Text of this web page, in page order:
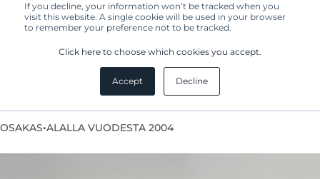
If you decline, your information won’t be tracked when you
visit this website. A single cookie will be used in your browser
to remember your preference not to be tracked.
Click here to choose which cookies you accept.
Accept Decline
Ville Häyrinen
Eurooppapatenttiasiamies
OSAKAS•ALALLA VUODESTA 2004